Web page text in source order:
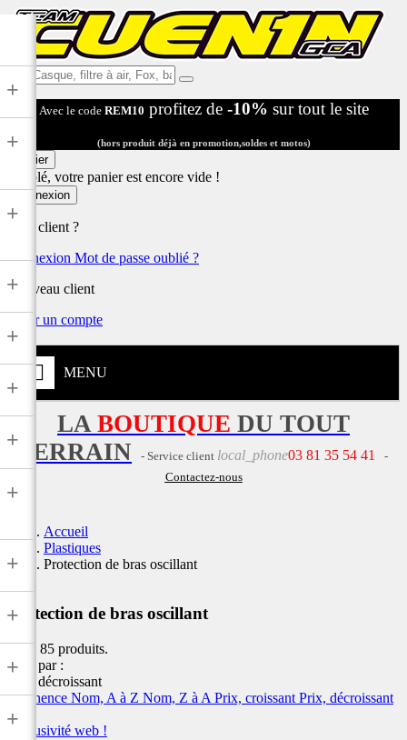
Ex:
Casque,
filtre
air,
Fox,
...
Avec le code REM10 profitez de -10% sur tout le site
(hors produit déjà en promotion,soldes et motos)
Panier
Désolé, votre panier est encore vide !
Connexion
Déjà client ?
Connexion Mot de passe oublié ?
Nouveau client
Créer un compte
MENU
+
+
+
+
+
+
+
+
+
+
+
+
LA BOUTIQUE DU TOUT
TERRAIN
- Service client local_phone03 81 35 54 41
-
Contactez-nous
Accueil
Plastiques
Protection de bras oscillant
Protection de bras oscillant
Il y a 85 produits.
Trier par :
Prix, décroissant
Pertinence Nom, A à Z Nom, Z à A Prix, croissant Prix, décroissant
Exclusivité web !